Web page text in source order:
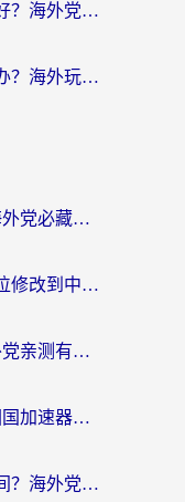
在国外用什么加速器打刀塔2好？海外党国服游戏加速避坑指南
在国外玩300英雄延迟高怎么办？海外玩家亲测有效的加速器选择指南
日本怎么打不开建行生活？海外党必藏的回国加速指南（含丹麦国外影音问题破解）
在新西兰用QQ音乐怎么把定位修改到中国国内？海外党听歌追剧的实用指南
优酷怎么解除区域限制？海外党亲测有效的回国加速器选择指南
海外看腾讯视频总卡？选对回国加速器，还能解决英国1号店定位+欧洲杯CCTV5直播问题
QQ国外听歌怎么解除限制时间？海外党亲测有效的回国加速方案